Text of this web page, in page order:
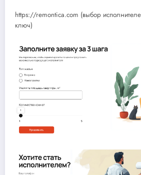
https://remontica.com (выбор
ключ)